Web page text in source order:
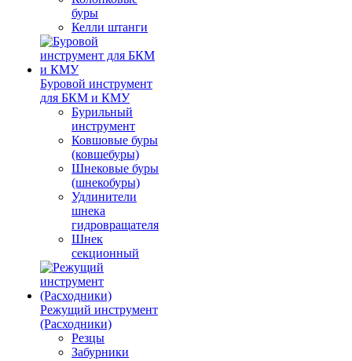
буры
Келли штанги
Буровой инструмент
для БКМ и КМУ
Бурильный
инструмент
Ковшовые буры
(ковшебуры)
Шнековые буры
(шнекобуры)
Удлинители
шнека
гидровращателя
Шнек
секционный
Режущий инструмент
(Расходники)
Резцы
Забурники